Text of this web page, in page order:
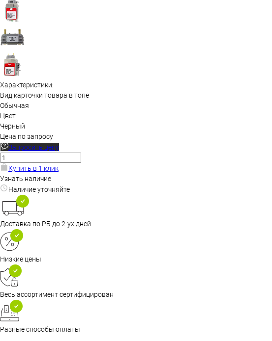
Характеристики:
Вид карточки товара в топе
Обычная
Цвет
Черный
Цена по запросу
Запросить цену
Купить в 1 клик
Узнать наличие
Наличие уточняйте
Доставка по РБ до 2-ух дней
Низкие цены
Весь ассортимент сертифицирован
Разные способы оплаты